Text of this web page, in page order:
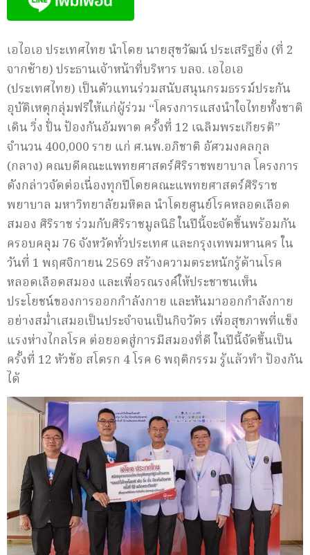
เอไอเอ ประเทศไทย นำโดย นายสุขวัฒน์ ประเสริฐยิ่ง (ที่ 2
จากซ้าย) ประธานเจ้าหน้าที่บริหาร บลจ. เอไอเอ
(ประเทศไทย) เป็นตัวแทนร่วมสนับสนุนกรมธรรม์ประกัน
อุบัติเหตุกลุ่มฟรีให้แก่ผู้ร่วม “โครงการแสงนำใจไทยทั้งชาติ
เดิน วิ่ง ปั่น ป้องกันอัมพาต ครั้งที่ 12 เฉลิมพระเกียรติ”
จำนวน 400,000 ราย แก่ ศ.นพ.อภิชาติ อัศวมงคลกุล
(กลาง) คณบดีคณะแพทยศาสตร์ศิริราชพยาบาล โครงการ
ดังกล่าวจัดต่อเนื่องทุกปีโดยคณะแพทยศาสตร์ศิริราช
พยาบาล มหาวิทยาลัยมหิดล นำโดยศูนย์โรคหลอดเลือด
สมอง ศิริราช ร่วมกับศิริราชมูลนิธิ ในปีนี้จะจัดขึ้นพร้อมกัน
ครอบคลุม 76 จังหวัดทั่วประเทศ และกรุงเทพมหานคร ใน
วันที่ 1 พฤศจิกายน 2569 สร้างความตระหนักรู้ด้านโรค
หลอดเลือดสมอง และเพื่อรณรงค์ให้ประชาชนเห็น
ประโยชน์ของการออกกำลังกาย และหันมาออกกำลังกาย
อย่างสม่ำเสมอเป็นประจำจนเป็นกิจวัตร เพื่อสุขภาพที่แข็ง
แรงห่างไกลโรค ต่อยอดสู่การมีสมองที่ดี ในปีนี้จัดขึ้นเป็น
ครั้งที่ 12 หัวข้อ สโตรก 4 โรค 6 พฤติกรรม รู้แล้วทำ ป้องกัน
ได้